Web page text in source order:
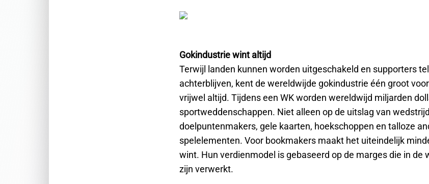
Gokindustrie wint altijd
Terwijl landen kunnen worden uitgeschakeld en supporters
achterblijven, kent de wereldwijde gokindustrie één groot
vrijwel altijd. Tijdens een WK worden wereldwijd miljarden
sportweddenschappen. Niet alleen op de uitslag van
doelpuntenmakers, gele kaarten, hoekschoppen en talloze
spelelementen. Voor bookmakers maakt het uiteindelijk
wint. Hun verdienmodel is gebaseerd op de marges die in de
zijn verwerkt.